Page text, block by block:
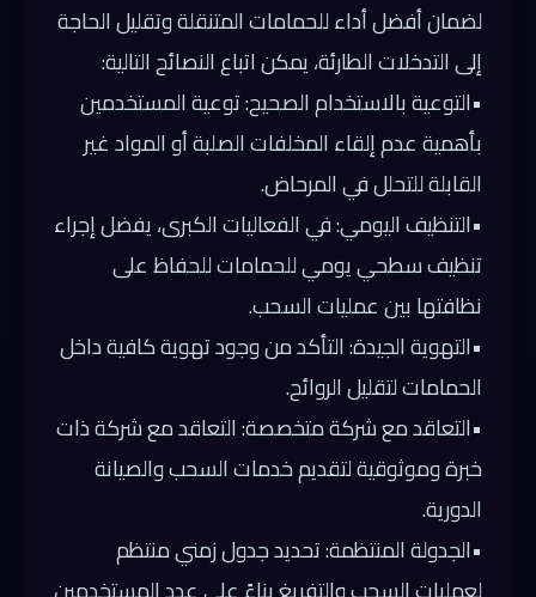
لضمان أفضل أداء للحمامات المتنقلة وتقليل الحاجة
إلى التدخلات الطارئة، يمكن اتباع النصائح التالية:
•التوعية بالاستخدام الصحيح:توعية المستخدمين
بأهمية عدم إلقاء المخلفات الصلبة أو المواد غير
القابلة للتحلل في المرحاض.
•التنظيف اليومي:في الفعاليات الكبرى، يفضل إجراء
تنظيف سطحي يومي للحمامات للحفاظ على
نظافتها بين عمليات السحب.
•التهوية الجيدة:التأكد من وجود تهوية كافية داخل
الحمامات لتقليل الروائح.
•التعاقد مع شركة متخصصة:التعاقد مع شركة ذات
خبرة وموثوقية لتقديم خدمات السحب والصيانة
الدورية.
•الجدولة المنتظمة:تحديد جدول زمني منتظم